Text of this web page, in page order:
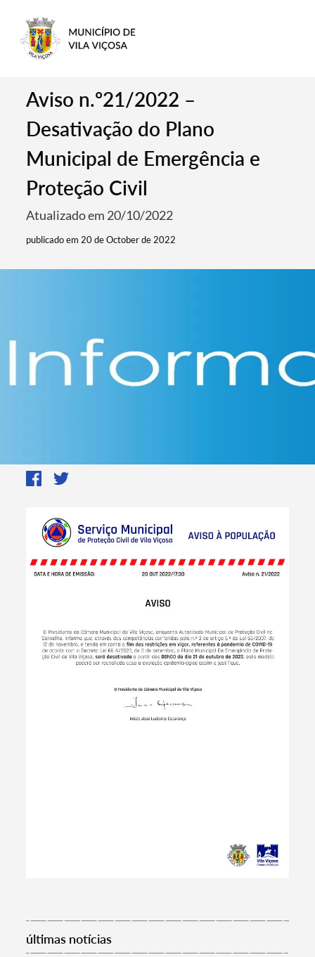
Aviso n.º21/2022 –
Desativação do Plano
Municipal de Emergência e
Proteção Civil
Atualizado em 20/10/2022
publicado em 20 de October de 2022
últimas notícias